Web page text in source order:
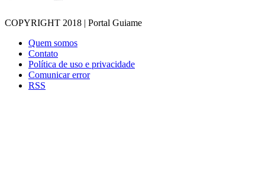
COPYRIGHT 2018 | Portal Guiame
Quem somos
Contato
Política de uso e privacidade
Comunicar error
RSS